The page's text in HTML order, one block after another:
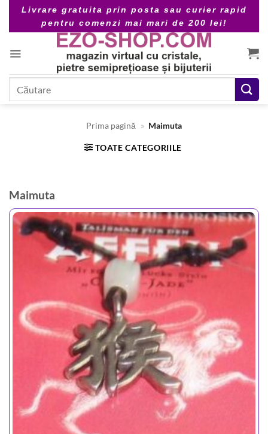
content
Livrare gratuita prin posta sau curier rapid
pentru comenzi mai mari de 200 lei!
Prima pagină » Maimuta
TOATE CATEGORIILE
Maimuta